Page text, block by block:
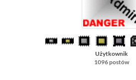
Użytkownik
1096 postów